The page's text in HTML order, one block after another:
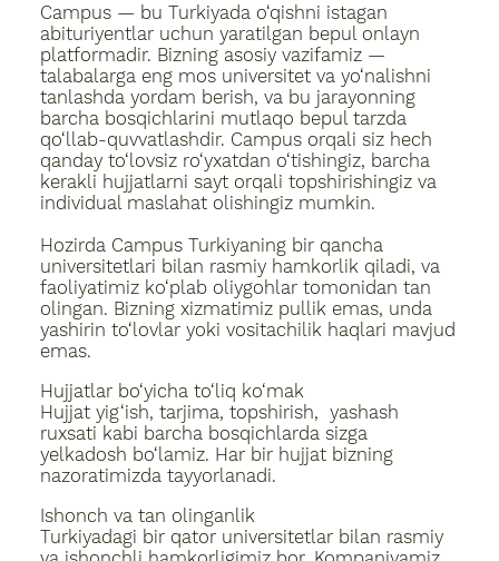
Campus — bu Turkiyada o‘qishni istagan
abituriyentlar uchun yaratilgan bepul onlayn
platformadir. Bizning asosiy vazifamiz —
talabalarga eng mos universitet va yo‘nalishni
tanlashda yordam berish, va bu jarayonning
barcha bosqichlarini mutlaqo bepul tarzda
qo‘llab-quvvatlashdir. Campus orqali siz hech
qanday to‘lovsiz ro‘yxatdan o‘tishingiz, barcha
kerakli hujjatlarni sayt orqali topshirishingiz va
individual maslahat olishingiz mumkin.
Hozirda Campus Turkiyaning bir qancha
universitetlari bilan rasmiy hamkorlik qiladi, va
faoliyatimiz ko‘plab oliygohlar tomonidan tan
olingan. Bizning xizmatimiz pullik emas, unda
yashirin to‘lovlar yoki vositachilik haqlari mavjud
emas.
Hujjatlar bo‘yicha to‘liq ko‘mak
Hujjat yig‘ish, tarjima, topshirish, yashash
ruxsati kabi barcha bosqichlarda sizga
yelkadosh bo‘lamiz. Har bir hujjat bizning
nazoratimizda tayyorlanadi.
Ishonch va tan olinganlik
Turkiyadagi bir qator universitetlar bilan rasmiy